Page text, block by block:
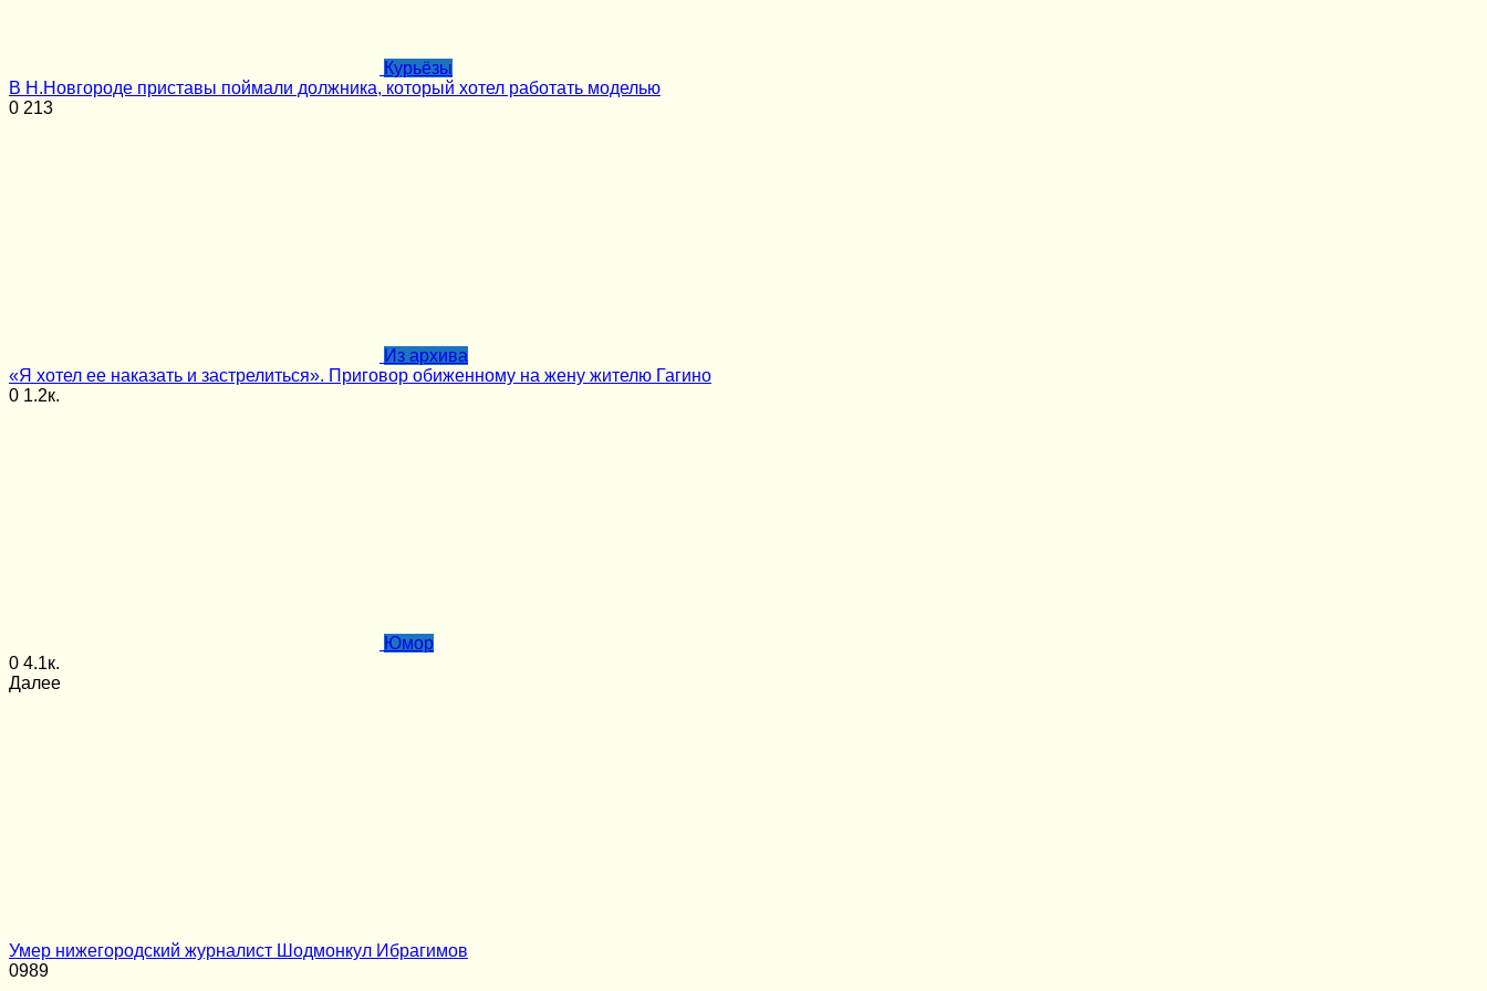
Курьёзы
В Н.Новгороде приставы поймали должника, который хотел работать моделью
0 213
Из архива
«Я хотел ее наказать и застрелиться». Приговор обиженному на жену жителю Гагино
0 1.2к.
Юмор
0 4.1к.
Далее
Умер нижегородский журналист Шодмонкул Ибрагимов
0989